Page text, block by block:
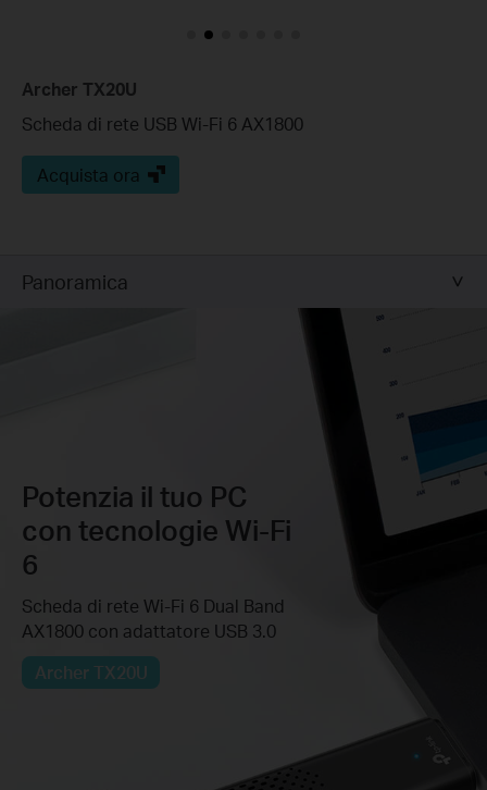
Archer TX20U
Scheda di rete USB Wi-Fi 6 AX1800
Acquista ora
Panoramica
Potenzia il tuo PC
con tecnologie Wi-Fi
6
Scheda di rete Wi-Fi 6 Dual Band
AX1800 con adattatore USB 3.0
Archer TX20U